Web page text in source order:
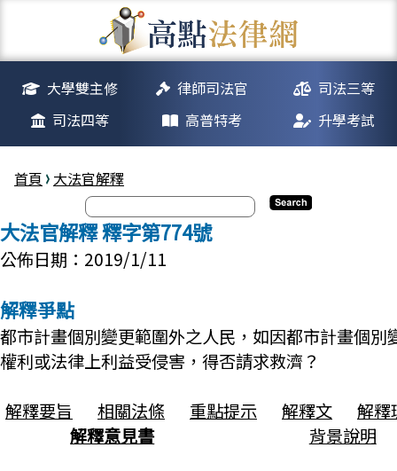
大學雙主修 律師司法官
司法三等
司法四等
高普特考 升學考試
首頁 大法官解釋
大法官解釋 釋字第774號
公佈日期：2019/1/11
解釋爭點
都市計畫個別變更範圍外之人民，如因都市計畫個別
權利或法律上利益受侵害，得否請求救濟？
解釋要旨
相關法條 重點提示 解釋文
解釋
解釋意見書
背景說明